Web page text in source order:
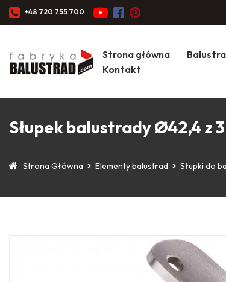
+48 720 755 700
Strona główna
Kontakt
Słupek balustrady Ø42,4 z
Strona Główna Elementy balustrad Słupki do